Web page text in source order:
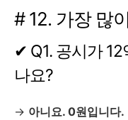
# 12. 가장 많
✔ Q1. 공시가
나요?
→ 아니요. 0원입니다.